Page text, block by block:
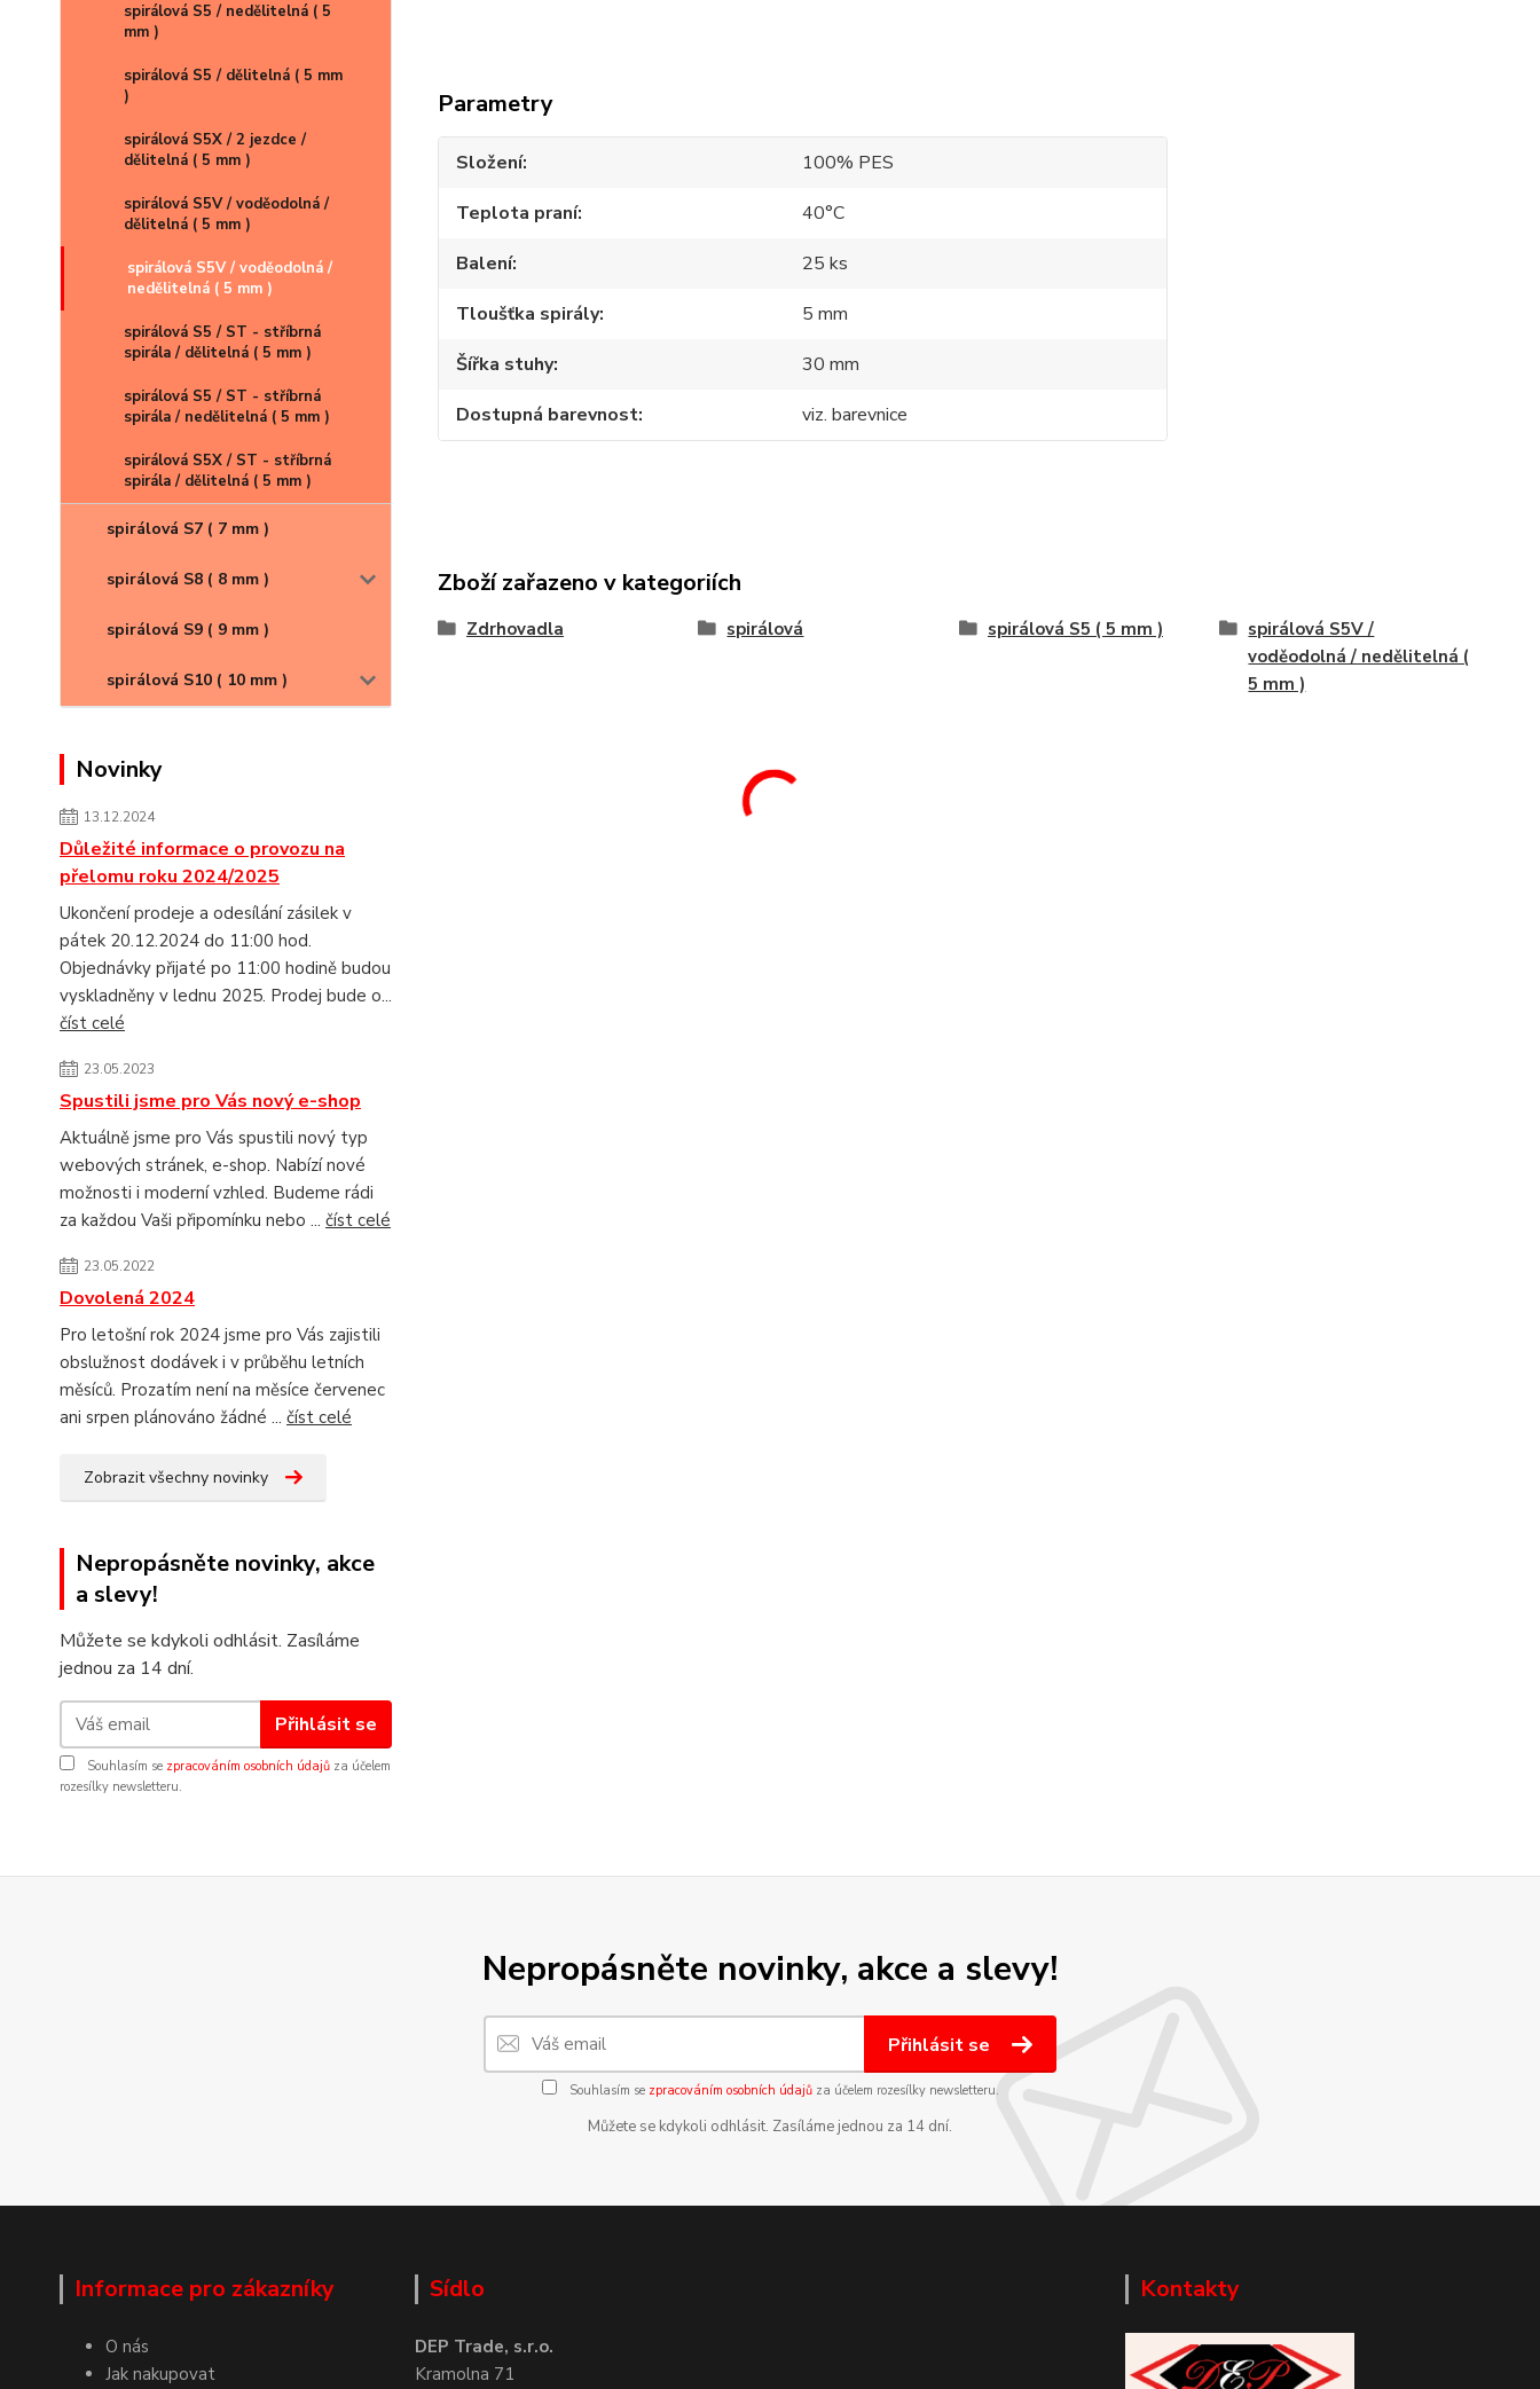
spirálová S5 / nedělitelná ( 5
mm )
spirálová S5 / dělitelná ( 5 mm
)
spirálová S5X / 2 jezdce /
dělitelná ( 5 mm )
spirálová S5V / voděodolná /
dělitelná ( 5 mm )
spirálová S5V / voděodolná /
nedělitelná ( 5 mm )
spirálová S5 / ST - stříbrná
spirála / dělitelná ( 5 mm )
spirálová S5 / ST - stříbrná
spirála / nedělitelná ( 5 mm )
spirálová S5X / ST - stříbrná
spirála / dělitelná ( 5 mm )
spirálová S7 ( 7 mm )
spirálová S8 ( 8 mm )
spirálová S9 ( 9 mm )
spirálová S10 ( 10 mm )
Novinky
13.12.2024
Důležité informace o provozu na
přelomu roku 2024/2025
Ukončení prodeje a odesílání zásilek v
pátek 20.12.2024 do 11:00 hod.
Objednávky přijaté po 11:00 hodině budou
vyskladněny v lednu 2025. Prodej bude o...
číst celé
23.05.2023
Spustili jsme pro Vás nový e-shop
Aktuálně jsme pro Vás spustili nový typ
webových stránek, e-shop. Nabízí nové
možnosti i moderní vzhled. Budeme rádi
za každou Vaši připomínku nebo ... číst celé
23.05.2022
Dovolená 2024
Pro letošní rok 2024 jsme pro Vás zajistili
obslužnost dodávek i v průběhu letních
měsíců. Prozatím není na měsíce červenec
ani srpen plánováno žádné ... číst celé
Zobrazit všechny novinky
Nepropásněte novinky, akce
a slevy!
Můžete se kdykoli odhlásit. Zasíláme
jednou za 14 dní.
Přihlásit se
Souhlasím se zpracováním osobních údajů za účelem
rozesílky newsletteru.
Parametry
Složení
100% PES
Teplota praní
40°C
Balení
25 ks
Tloušťka spirály
5 mm
Šířka stuhy
30 mm
Dostupná barevnost
viz. barevnice
Zboží zařazeno v kategoriích
Zdrhovadla spirálová spirálová S5 ( 5 mm )
spirálová S5V /
voděodolná / nedělitelná (
5 mm )
Nepropásněte novinky, akce a slevy!
Přihlásit se
Souhlasím se zpracováním osobních údajůza účelem rozesílky newsletteru.
Můžete se kdykoli odhlásit. Zasíláme jednou za 14 dní.
Informace pro zákazníky
O nás
Jak nakupovat
Sídlo
DEP Trade, s.r.o.
Kramolna 71
Kontakty